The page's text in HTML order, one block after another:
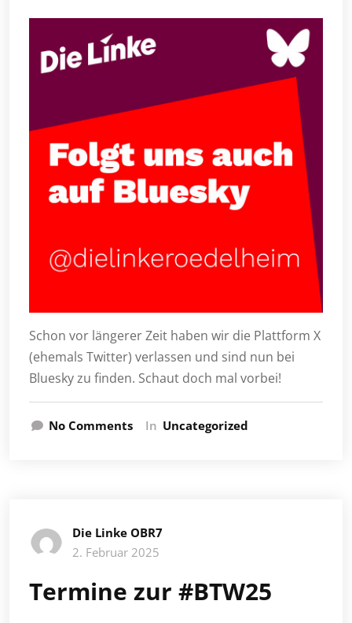
Schon vor längerer Zeit haben wir die Plattform X
(ehemals Twitter) verlassen und sind nun bei
Bluesky zu finden. Schaut doch mal vorbei!
No Comments In Uncategorized
Die Linke OBR7
2. Februar 2025
Termine zur #BTW25